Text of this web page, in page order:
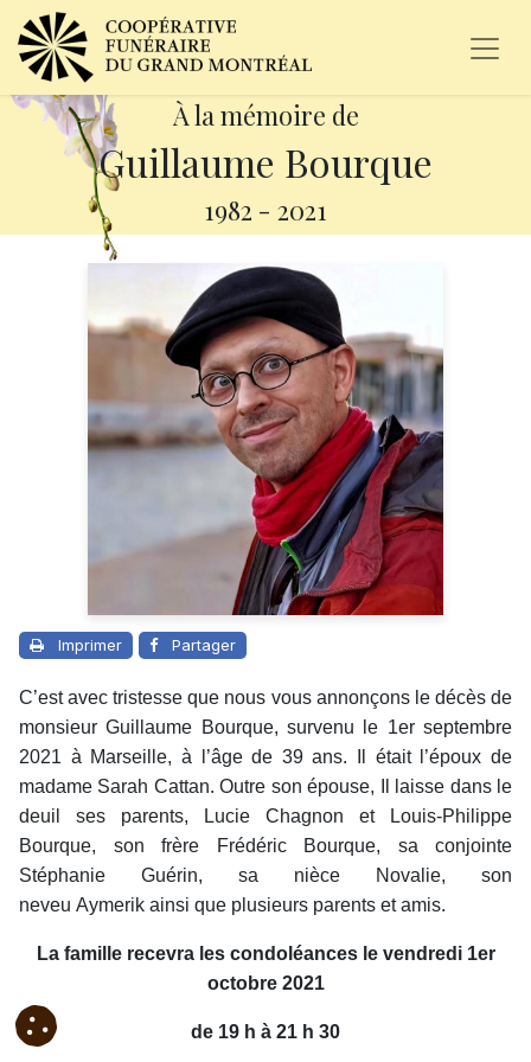
À la mémoire de
Guillaume Bourque
1982 - 2021
Imprimer Partager
C’est avec tristesse que nous vous annonçons le décès de
monsieur Guillaume Bourque, survenu le 1er septembre
2021 à Marseille, à l’âge de 39 ans. Il était l’époux de
madame Sarah Cattan. Outre son épouse, Il laisse dans le
deuil ses parents, Lucie Chagnon et Louis-Philippe
Bourque, son frère Frédéric Bourque, sa conjointe
Stéphanie Guérin, sa nièce Novalie, son
neveu Aymerik ainsi que plusieurs parents et amis.
La famille recevra les condoléances le vendredi 1er
octobre 2021
de 19 h à 21 h 30